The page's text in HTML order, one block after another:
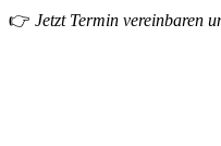
👉 Jetzt Termin vereinbaren